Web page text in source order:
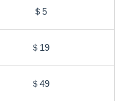
＄5
＄19
＄49